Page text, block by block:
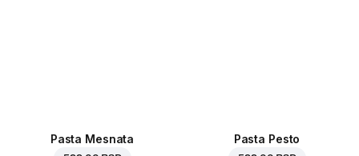
Pasta Mesnata Pasta Pesto